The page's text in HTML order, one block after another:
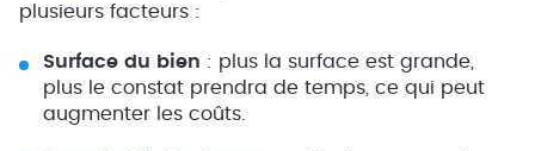
plusieurs facteurs :
Surface du bien : plus la surface est grande,
plus le constat prendra de temps, ce qui peut
augmenter les coûts.